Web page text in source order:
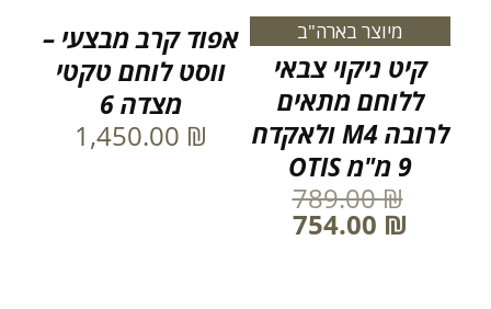
מיוצר בארה"ב
קיט ניקוי צבאי
ללוחם מתאים
לרובה M4 ולאקדח
9 מ"מ OTIS
789.00₪
המחיר
המקורי754.00 ₪
המחיר
אפוד קרב מבצעי –
ווסט לוחם טקטי
מצדה 6
1,450.00 ₪